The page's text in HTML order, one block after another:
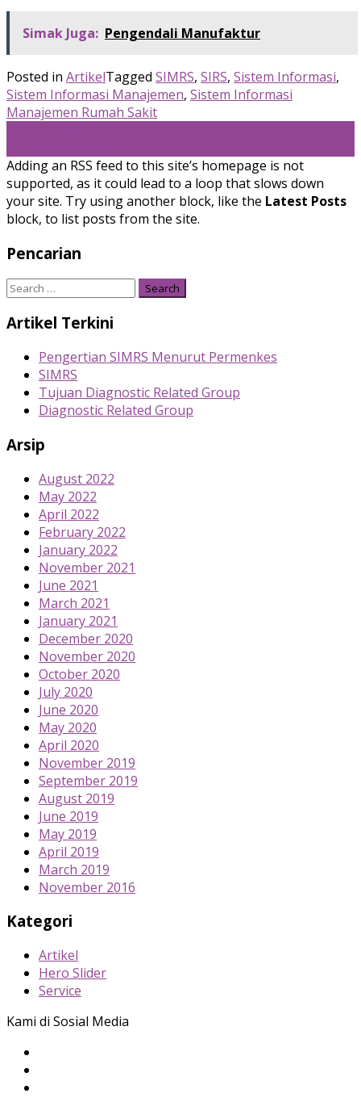
Simak Juga: Pengendali Manufaktur
Posted in ArtikelTagged SIMRS, SIRS, Sistem Informasi,
Sistem Informasi Manajemen, Sistem Informasi
Manajemen Rumah Sakit
Adding an RSS feed to this site’s homepage is not
supported, as it could lead to a loop that slows down
your site. Try using another block, like the Latest Posts
block, to list posts from the site.
Pencarian
Search
for:
Artikel Terkini
Pengertian SIMRS Menurut Permenkes
SIMRS
Tujuan Diagnostic Related Group
Diagnostic Related Group
Arsip
August 2022
May 2022
April 2022
February 2022
January 2022
November 2021
June 2021
March 2021
January 2021
December 2020
November 2020
October 2020
July 2020
June 2020
May 2020
April 2020
November 2019
September 2019
August 2019
June 2019
May 2019
April 2019
March 2019
November 2016
Kategori
Artikel
Hero Slider
Service
Kami di Sosial Media